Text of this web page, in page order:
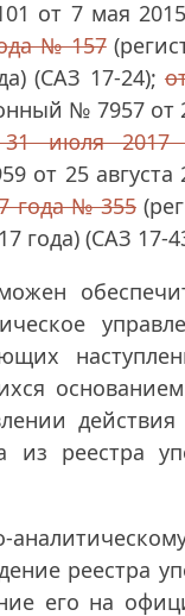
от 7 мая
№ 157
(САЗ 17-24);
№ 7957 от
июля
от 25 августа
года № 355
года) (САЗ 17-
действия
реестра
реестра
его на